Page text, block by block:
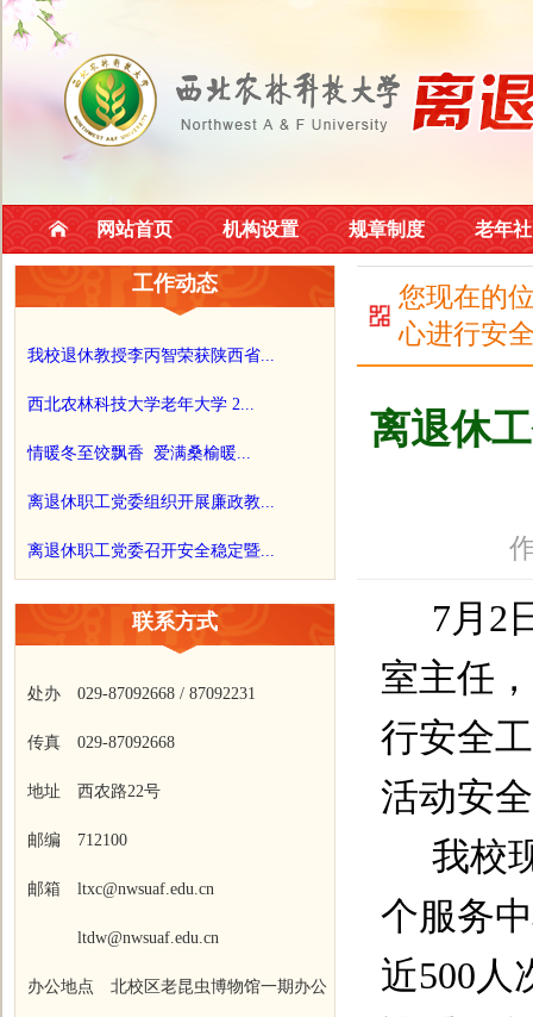
网站首页 机构设置 规章制度 老年
工作动态
我校退休教授李丙智荣获陕西省...
西北农林科技大学老年大学 2...
情暖冬至饺飘香 爱满桑榆暖...
离退休职工党委组织开展廉政教...
离退休职工党委召开安全稳定暨...
联系方式
处办 029-87092668 / 87092231
传真 029-87092668
地址 西农路22号
邮编 712100
邮箱 ltxc@nwsuaf.edu.cn
ltdw@nwsuaf.edu.cn
办公地点 北校区老昆虫博物馆一期办公
您现在的
心进行安
离退休
7月 2
室主任
行安全
活动安
我校
个服务
近500人